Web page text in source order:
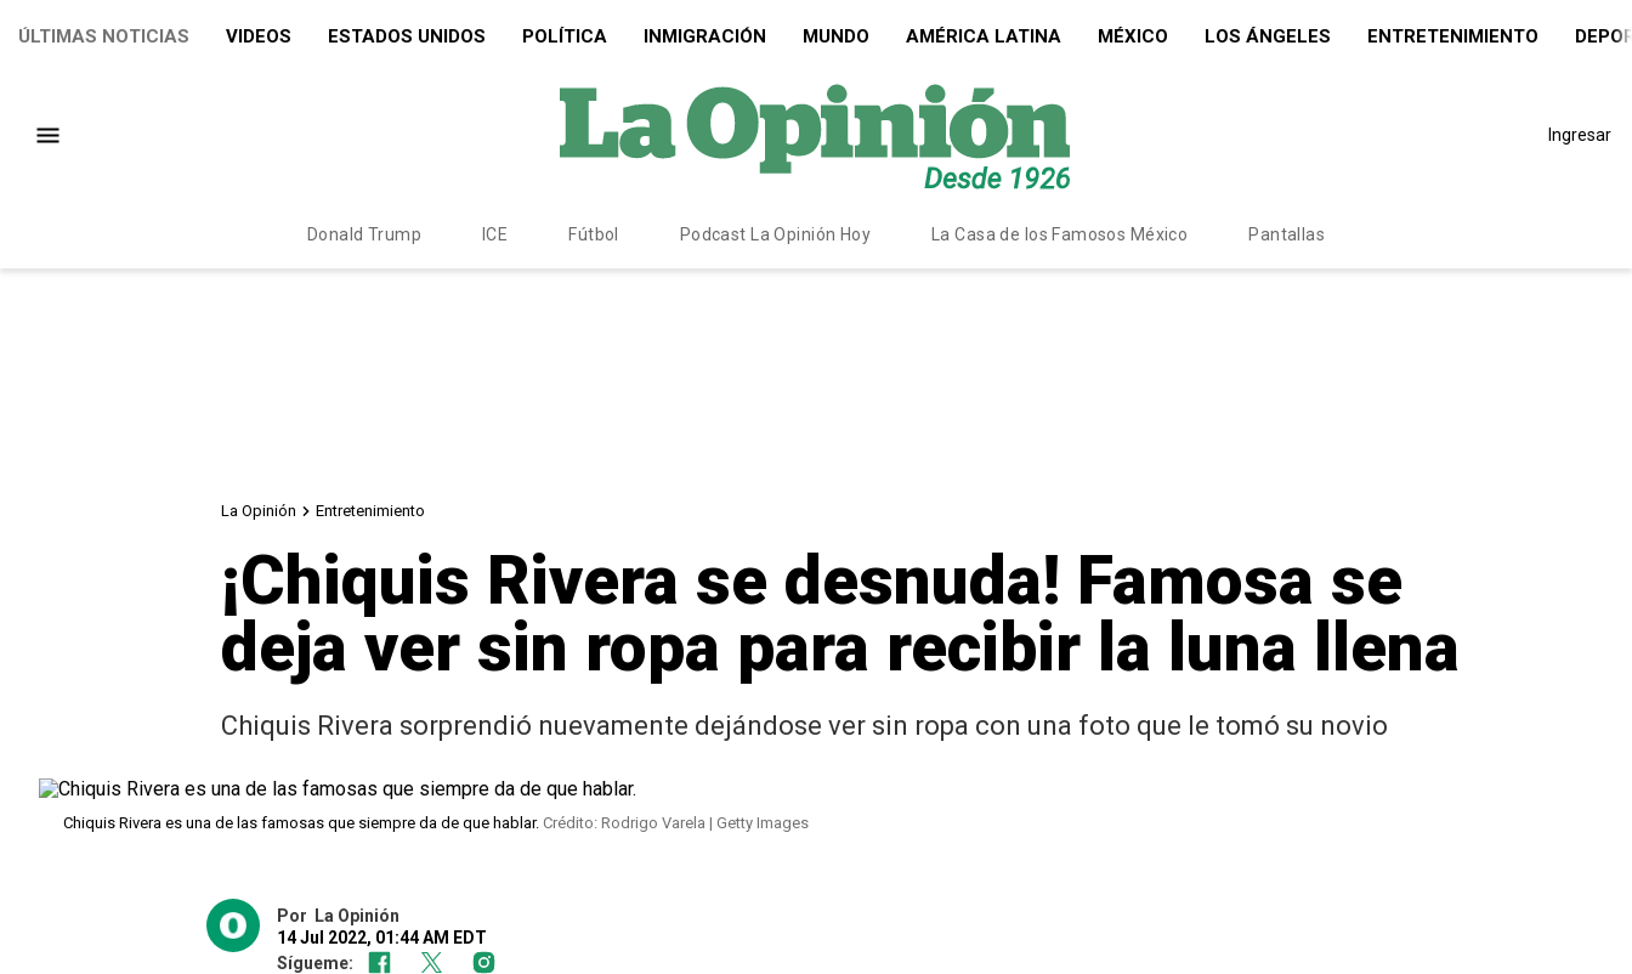
ÚLTIMAS NOTICIAS VIDEOS ESTADOS UNIDOS POLÍTICA INMIGRACIÓN MUNDO AMÉRICA LATINA MÉXICO LOS ÁNGELES ENTRETENIMIENTO
Ingresar
Donald Trump ICE Fútbol Podcast La Opinión Hoy La Casa de los Famosos México Pantallas
La Opinión Entretenimiento
¡Chiquis Rivera se desnuda! Famosa se
deja ver sin ropa para recibir la luna llena
Chiquis Rivera sorprendió nuevamente dejándose ver sin ropa con una foto que le tomó su novio
Chiquis Rivera es una de las famosas que siempre da de que hablar. Crédito: Rodrigo Varela | Getty Images
Por
La Opinión
14 Jul 2022, 01:44 AM EDT
Sígueme: